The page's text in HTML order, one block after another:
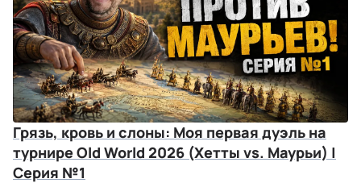
Грязь, кровь и слоны: Моя первая дуэль на
турнире Old World 2026 (Хетты vs. Маурьи) |
Серия №1